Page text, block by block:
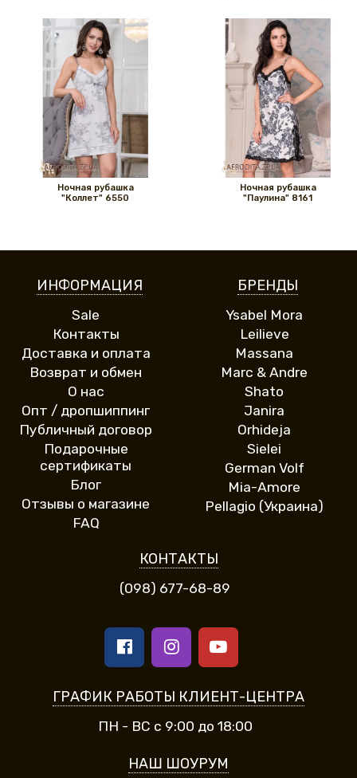
Ночная рубашка
"Коллет" 6550
Ночная рубашка
"Паулина" 8161
ИНФОРМАЦИЯ
Sale
Контакты
Доставка и оплата
Возврат и обмен
О нас
Опт / дропшиппинг
Публичный договор
Подарочные
сертификаты
Блог
Отзывы о магазине
FAQ
БРЕНДЫ
Ysabel Mora
Leilieve
Massana
Marc & Andre
Shato
Janira
Orhideja
Sielei
German Volf
Mia-Amore
Pellagio (Украина)
КОНТАКТЫ
(098) 677-68-89
ГРАФИК РАБОТЫ КЛИЕНТ-ЦЕНТРА
ПН - ВС с 9:00 до 18:00
НАШ ШОУРУМ